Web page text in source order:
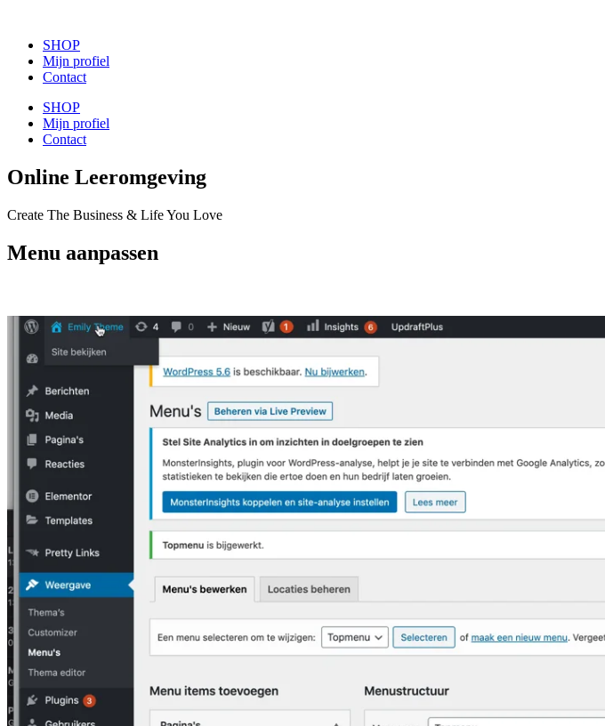
SHOP
Mijn profiel
Contact
SHOP
Mijn profiel
Contact
Online Leeromgeving
Create The Business & Life You Love
Menu aanpassen